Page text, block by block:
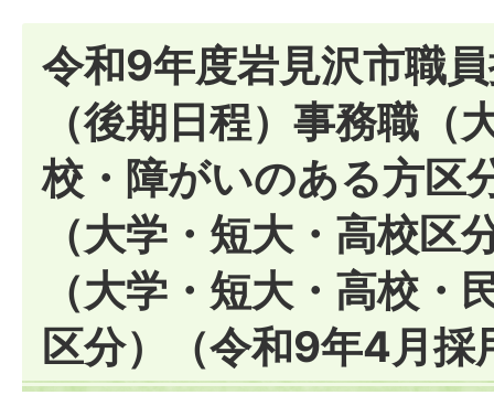
令和9年度岩見沢市職
（後期日程）事務職（
校・障がいのある方区
（大学・短大・高校区
（大学・短大・高校・
区分）（令和9年4月採